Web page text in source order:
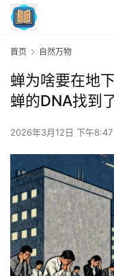
首页 自然万物
蝉为啥要在地
蝉的DNA找到
2026年3月12日 下午8:47